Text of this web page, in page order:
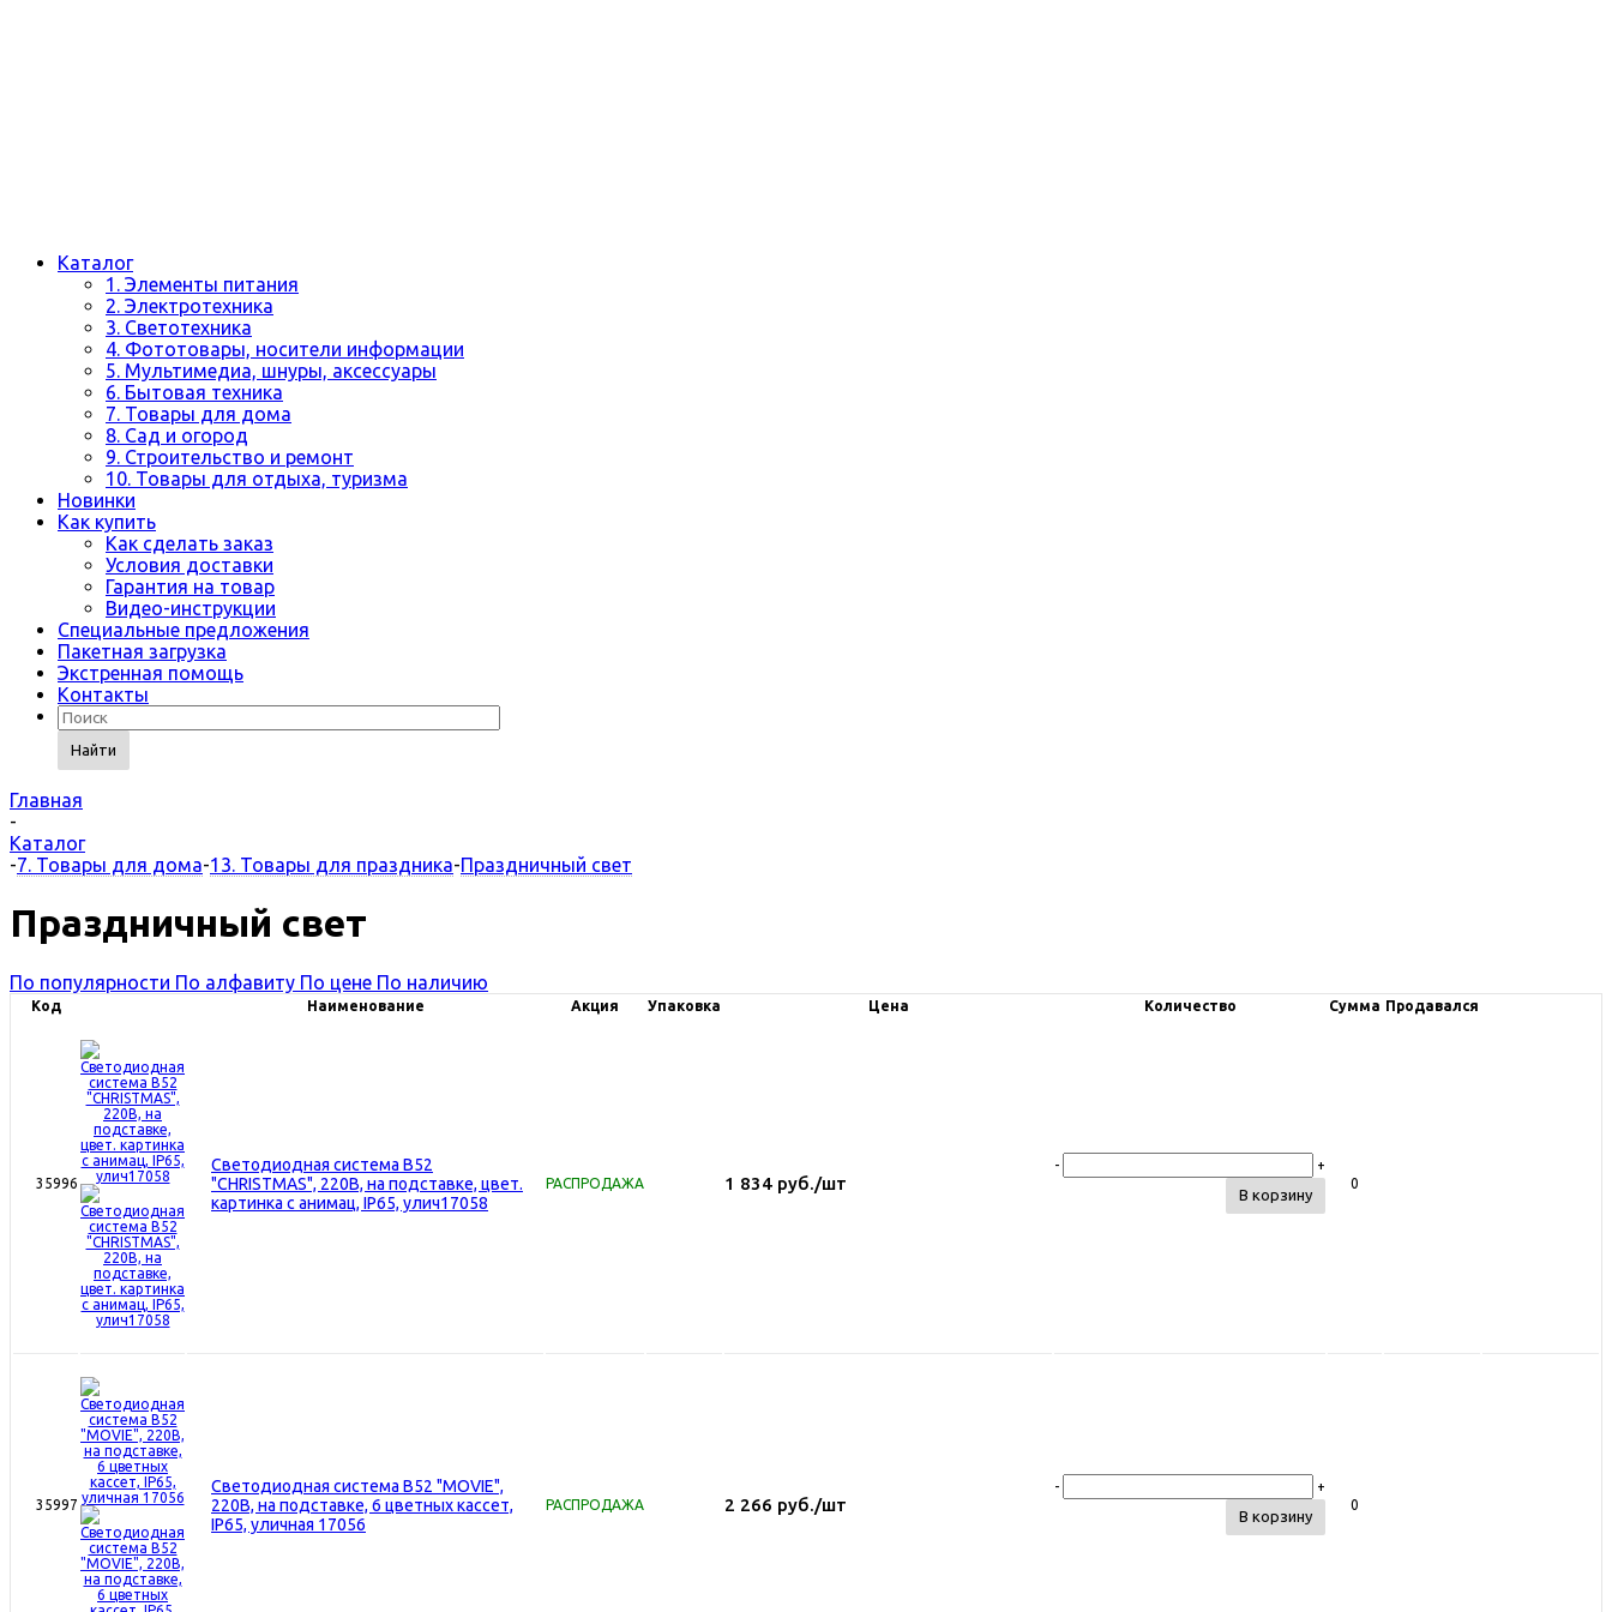
Каталог
1. Элементы питания
2. Электротехника
3. Светотехника
4. Фототовары, носители информации
5. Мультимедиа, шнуры, аксессуары
6. Бытовая техника
7. Товары для дома
8. Сад и огород
9. Строительство и ремонт
10. Товары для отдыха, туризма
Новинки
Как купить
Как сделать заказ
Условия доставки
Гарантия на товар
Видео-инструкции
Специальные предложения
Пакетная загрузка
Экстренная помощь
Контакты
Найти
Главная
-
Каталог
-7. Товары для дома-13. Товары для праздника-Праздничный свет
Праздничный свет
По популярности По алфавиту По цене По наличию
Код Наименование Акция Упаковка Цена Количество Сумма Продавался
35996
Светодиодная система В52
"CHRISTMAS", 220В, на подставке, цвет.
картинка с анимац, IP65, улич17058
РАСПРОДАЖА 1 834 руб./шт
- +
В корзину
0
35997
Светодиодная система В52 "MOVIE",
220В, на подставке, 6 цветных кассет,
IP65, уличная 17056
РАСПРОДАЖА 2 266 руб./шт
- +
В корзину
0